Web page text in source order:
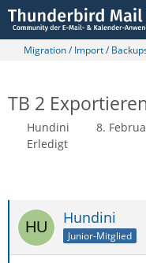
Migration / Import /
TB 2
Hundini 8.
Erledigt
Hundini
Junior-Mitglied